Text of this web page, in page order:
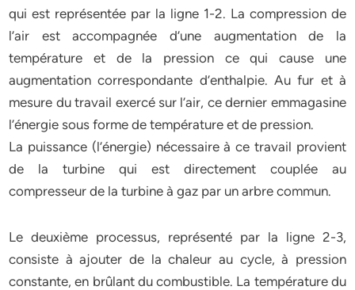
qui est représentée par la ligne 1-2. La compression de
l’air est accompagnée d’une augmentation de la
température et de la pression ce qui cause une
augmentation correspondante d’enthalpie. Au fur et à
mesure du travail exercé sur l’air, ce dernier emmagasine
l’énergie sous forme de température et de pression.
La puissance (l’énergie) nécessaire à ce travail provient
de la turbine qui est directement couplée au
compresseur de la turbine à gaz par un arbre commun.
Le deuxième processus, représenté par la ligne 2-3,
consiste à ajouter de la chaleur au cycle, à pression
constante, en brûlant du combustible. La température du